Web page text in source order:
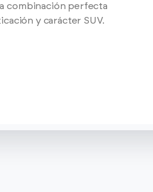
combinación perfecta
y carácter SUV.